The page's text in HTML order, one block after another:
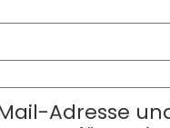
Adresse